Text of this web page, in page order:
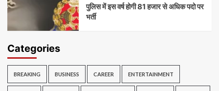
पुलिस में इस वर्ष होगी 81 हजार से अधिक पदो पर
भर्ती
Categories
BREAKING BUSINESS CAREER ENTERTAINMENT